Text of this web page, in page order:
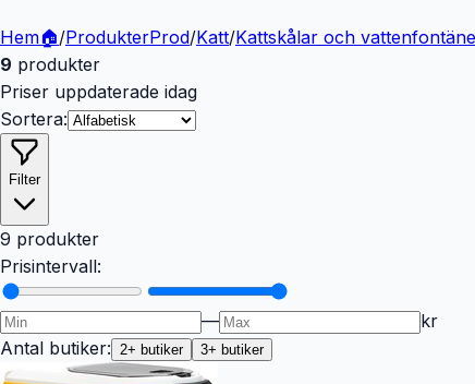
Hem🏠/ProdukterProd/Katt/Kattskålar och
9 produkter
Priser uppdaterade idag
Sortera:
Filter
9 produkter
Prisintervall:
—
kr
Antal butiker: 2+ butiker 3+ butiker